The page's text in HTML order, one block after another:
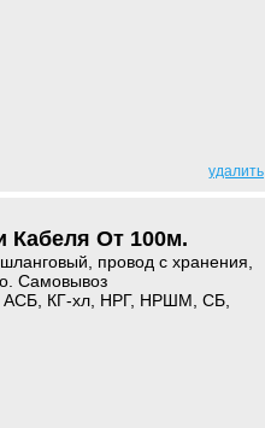
удалить
Кабеля От 100м.
провод с хранения,
Самовывоз
КГ-хл, НРГ, НРШМ, СБ,